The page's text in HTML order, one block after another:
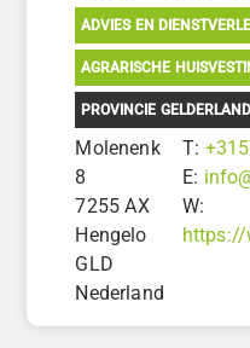
ADVIES EN
AGRARISCHE
PROVINCIE GELDERLAND
Molenenk
8
7255 AX
Hengelo
GLD
Nederland
T:
E:
W:
https://